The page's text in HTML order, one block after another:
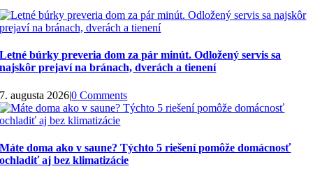
Letné búrky preveria dom za pár minút. Odložený servis sa
najskôr prejaví na bránach, dverách a tienení
7. augusta 2026|0 Comments
Máte doma ako v saune? Týchto 5 riešení pomôže domácnosť
ochladiť aj bez klimatizácie